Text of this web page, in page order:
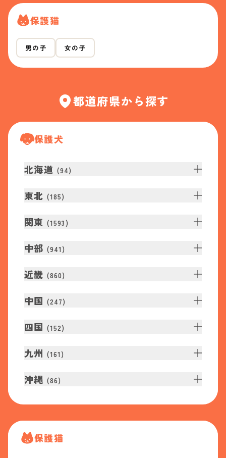
保護猫
男の子 女の子
都道府県から探す
保護犬
北海道 (94)
東北 (185)
関東 (1593 )
中部 (941 )
近畿 (860)
中国 (247)
四国 (152)
九州 (161 )
沖縄 (86)
保護猫